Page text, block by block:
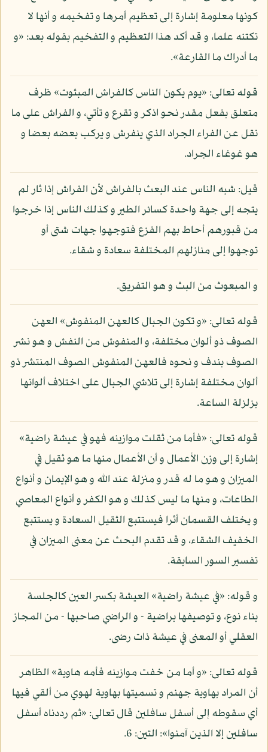
كونها معلومة إشارة إلى تعظيم أمرها و تفخيمه و أنها لا
تكتنه علما، و قد أكد هذا التعظيم و التفخيم بقوله بعد: «و
ما أدراك ما القارعة».
قوله تعالى: «يوم يكون الناس كالفراش المبثوت» ظرف
متعلق بفعل مقدر نحو اذكر و تقرع و تأتي، و الفراش على ما
نقل عن الفراء الجراد الذي ينفرش و يركب بعضه بعضا و
هو غوغاء الجراد.
قيل: شبه الناس عند البعث بالفراش لأن الفراش إذا ثار لم
يتجه إلى جهة واحدة كسائر الطير و كذلك الناس إذا خرجوا
من قبورهم أحاط بهم الفزع فتوجهوا جهات شتى أو
توجهوا إلى منازلهم المختلفة سعادة و شقاء.
و المبعوث من البث و هو التفريق.
قوله تعالى: «و تكون الجبال كالعهن المنفوش» العهن
الصوف ذو ألوان مختلفة، و المنفوش من النفش و هو نشر
الصوف بندف و نحوه فالعهن المنفوش الصوف المنتشر ذو
ألوان مختلفة إشارة إلى تلاشي الجبال على اختلاف ألوانها
بزلزلة الساعة.
قوله تعالى: «فأما من ثقلت موازينه فهو في عيشة راضية»
إشارة إلى وزن الأعمال و أن الأعمال منها ما هو ثقيل في
الميزان و هو ما له قدر و منزلة عند الله و هو الإيمان و أنواع
الطاعات، و منها ما ليس كذلك و هو الكفر و أنواع المعاصي
و يختلف القسمان أثرا فيستتبع الثقيل السعادة و يستتبع
الخفيف الشقاء، و قد تقدم البحث عن معنى الميزان في
تفسير السور السابقة.
و قوله: «في عيشة راضية» العيشة بكسر العين كالجلسة
بناء نوع، و توصيفها براضية - و الراضي صاحبها - من المجاز
العقلي أو المعنى في عيشة ذات رضى.
قوله تعالى: «و أما من خفت موازينه فأمه هاوية» الظاهر
أن المراد بهاوية جهنم و تسميتها بهاوية لهوي من ألقي فيها
أي سقوطه إلى أسفل سافلين قال تعالى: «ثم رددناه أسفل
سافلين إلا الذين آمنوا»: التين: 6.